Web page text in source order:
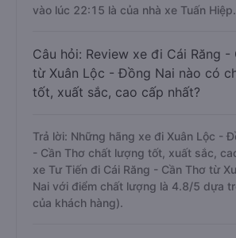
vào lúc 22:15 là của nhà xe Tuấn Hiệp.
Câu hỏi: Review xe đi Cái Răng -
từ Xuân Lộc - Đồng Nai nào có
tốt, xuất sắc, cao cấp nhất?
Trả lời: Những hãng xe đi Xuân Lộc -
- Cần Thơ chất lượng tốt, xuất sắc,
xe Tư Tiến đi Cái Răng - Cần Thơ từ
Nai với điểm chất lượng là 4.8/5 dựa
của khách hàng).